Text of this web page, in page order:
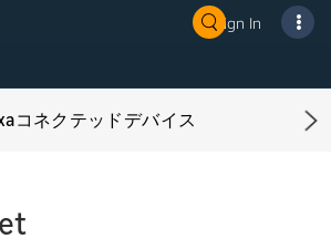
Sign In
コネクテッドデバイス